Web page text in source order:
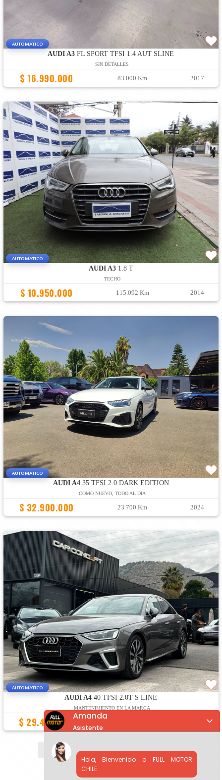
AUTOMATICO
AUDI A3 FL SPORT TFSI 1.4 AUT SLINE
SIN DETALLES
$ 16.990.000 83.000 Km 2017
AUTOMATICO
AUDI A31.8 T
TECHO
$ 10.950.000 115.092 Km 2014
AUTOMATICO
AUDI A435 TFSI 2.0 DARK EDITION
COMO NUEVO, TODO AL DIA
$ 32.900.000 23.700 Km 2024
AUTOMATICO
AUDI A4 40 TFSI 2.0T S LINE
MANTENIMIENTO EN LA MARCA
$ 29.490.000
1 2 3 4 5 6 ... »
Amanda
Asistente
Hola, Bienvenido a FULL MOTOR
CHILE.